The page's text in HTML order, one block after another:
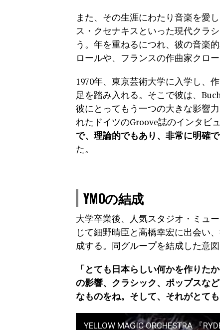
また、その生涯にわたり音楽を愛
ス・クセナキスといった現代クラ
う。年を重ねるにつれ、彼の音楽
ロールや、フランスの作曲家クロ
1970年、東京芸術大学に入学し、
足を踏み入れる。そこで彼は、
彼にとってもう一つの大きな影響
れたドイツのGroove誌のインタビ
で、理論的でもあり、非常に明確
た。
YMOの結成
大学卒業後、人気スタジオ・ミュ
じて細野晴臣と高橋幸宏に出会い
成する。同グループを結成した意
「とても日本らしい何かを作りた
の影響、クラシック、ポップスな
なものをね。そして、それがとて
YELLOW MAGIC ORCHESTRA 『